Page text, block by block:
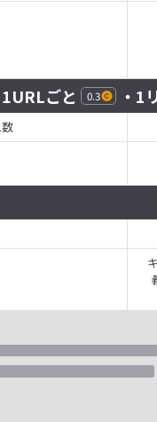
1URLごと 0.3 ・1